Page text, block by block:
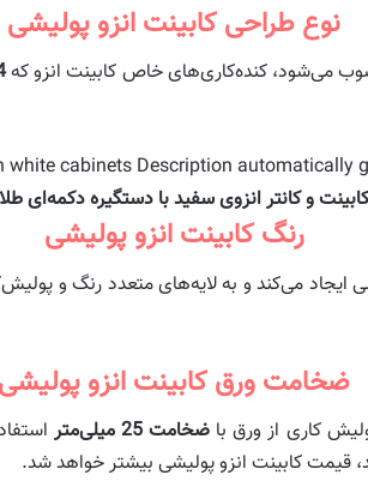
نوع طراحی کابینت انزو پولیشی
می‌شود، کنده‌کاری‌های خاص کابینت انزو که4 طرف
کابینت و کانتر انزوی سفید با دستگیره دکمه‌ای
رنگ کابینت انزو پولیشی
ایجاد می‌کند و به لایه‌های متعدد رنگ و
ضخامت ورق کابینت انزو پولیشی
کاری از ورق با ضخامت 25 میلی‌متر
کابینت انزو پولیشی بیشتر خواهد شد.